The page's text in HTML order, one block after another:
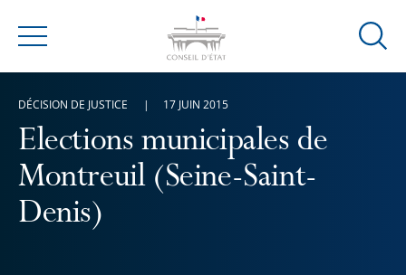
Menu
Ouvrir
Elections municipales de
Montreuil (Seine-Saint-
Denis)
DÉCISION DE JUSTICE 17 JUIN 2015